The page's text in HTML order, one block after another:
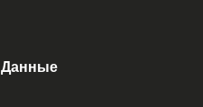
Данные